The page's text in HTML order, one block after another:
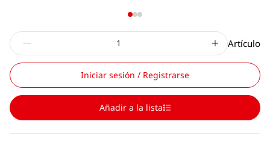
Artículo
Iniciar sesión / Registrarse
Añadir a la lista